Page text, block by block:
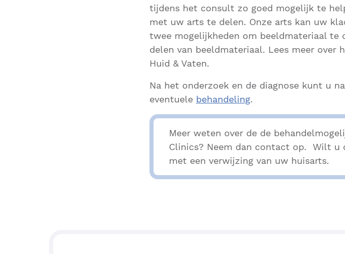
tijdens het consult zo goed mogelijk te
met uw arts te delen. Onze arts kan uw
twee mogelijkheden om beeldmateriaal te
delen van beeldmateriaal. Lees meer over
Huid & Vaten.
Na het onderzoek en de diagnose kunt u
eventuele behandeling.
Meer weten over de de
Clinics? Neem dan contact op. Wilt u
met een verwijzing van uw huisarts.